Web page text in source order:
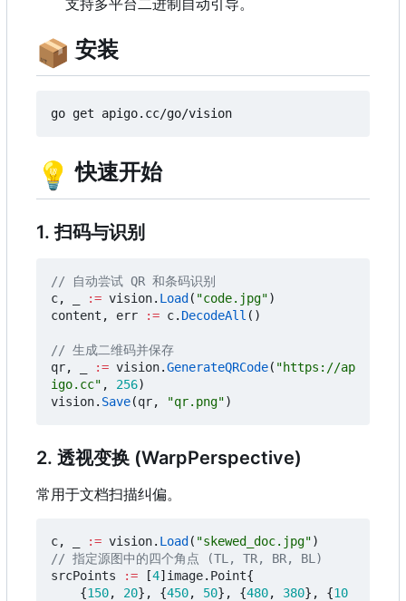
支持多平台二进制自动引导。
📦 安装
💡 快速开始
1. 扫码与识别
// 自动尝试 QR 和条码识别
c, := vision. Load ( "code.jpg")
content , err := c. DecodeAll ()
// 生成二维码并保存
qr, := vision.GenerateQRCode( "https://ap
igo.cc" , 256)
vision. Save(qr, "qr.png")
2. 透视变换 (WarpPerspective)
常用于文档扫描纠偏。
c, := vision. Load ( "skewed_doc.jpg")
// 指定源图中的四个角点 (TL, TR, BR, BL)
srcPoints
:= [4] image. Point{
{150, 20}, {450, 50}, {480, 380}, {10